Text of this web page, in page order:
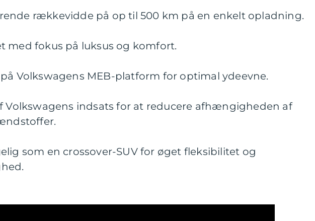
rækkevidde på op til 500 km på en enkelt opladning.
med fokus på luksus og komfort.
Volkswagens MEB-platform for optimal ydeevne.
Volkswagens indsats for at reducere afhængigheden af
som en crossover-SUV for øget fleksibilitet og